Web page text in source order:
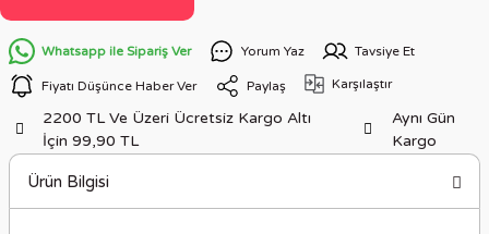
Whatsapp ile Sipariş Ver Yorum Yaz Tavsiye Et
Fiyatı Düşünce Haber Ver Paylaş Karşılaştır
2200 TL Ve Üzeri Ücretsiz Kargo Altı
İçin 99,90 TL
Aynı Gün
Kargo
Ürün Bilgisi